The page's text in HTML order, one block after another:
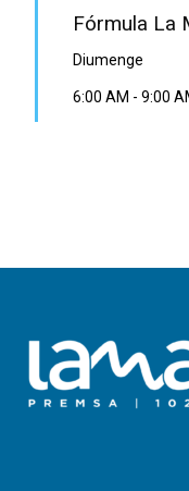
Fórmula La
Diumenge
6:00 AM - 9:00